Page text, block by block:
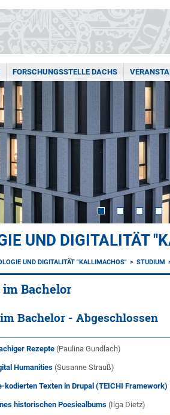
FORSCHUNGSSTELLE DACHS
UND DIGITALITÄT
UND DIGITALITÄT "KALLIMACHOS" STUDIUM
Bachelor
Bachelor - Abgeschlossen
Rezepte (Paulina Gundlach)
Humanities (Susanne Strauß)
kodierten Texten in Drupal (TEICHI Framework)
historischen Poesiealbums (Ilga Dietz)